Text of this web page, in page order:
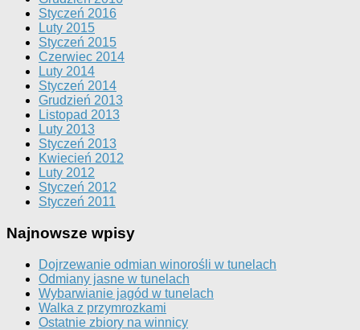
Styczeń 2016
Luty 2015
Styczeń 2015
Czerwiec 2014
Luty 2014
Styczeń 2014
Grudzień 2013
Listopad 2013
Luty 2013
Styczeń 2013
Kwiecień 2012
Luty 2012
Styczeń 2012
Styczeń 2011
Najnowsze wpisy
Dojrzewanie odmian winorośli w tunelach
Odmiany jasne w tunelach
Wybarwianie jagód w tunelach
Walka z przymrozkami
Ostatnie zbiory na winnicy